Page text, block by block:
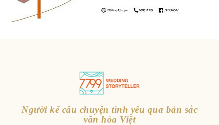
Người kể câu chuyện tình yêu qua bản sắc
văn hóa Việt